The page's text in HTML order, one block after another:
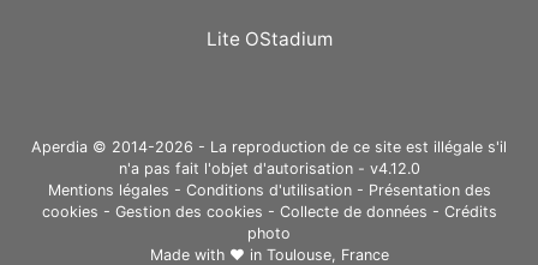
Lite OStadium
Aperdia © 2014-2026 - La reproduction de ce site est illégale s'il
n'a pas fait l'objet d'autorisation - v4.12.0
Mentions légales - Conditions d'utilisation- Présentation des
cookies - Gestion des cookies - Collecte de données - Crédits
photo
Made with ❤ in Toulouse, France